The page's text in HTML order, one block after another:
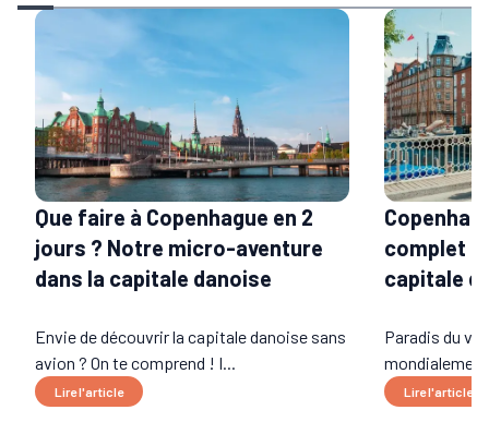
Que faire à Copenhague en 2
jours ? Notre micro-aventure
dans la capitale danoise
Envie de découvrir la capitale danoise sans
avion ? On te comprend ! I...
Lire l'article
complet
capitale
Paradis du
Lire l'article